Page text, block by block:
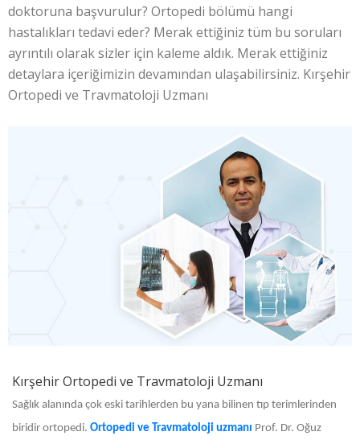
doktoruna başvurulur? Ortopedi bölümü hangi
hastalıkları tedavi eder? Merak ettiğiniz tüm bu soruları
ayrıntılı olarak sizler için kaleme aldık. Merak ettiğiniz
detaylara içeriğimizin devamından ulaşabilirsiniz. Kırşehir
Ortopedi ve Travmatoloji Uzmanı
Kırşehir Ortopedi ve Travmatoloji Uzmanı
Sağlık alanında çok eski tarihlerden bu yana bilinen tıp terimlerinden
biridir ortopedi. Ortopedi ve Travmatoloji uzmanı Prof. Dr. Oğuz